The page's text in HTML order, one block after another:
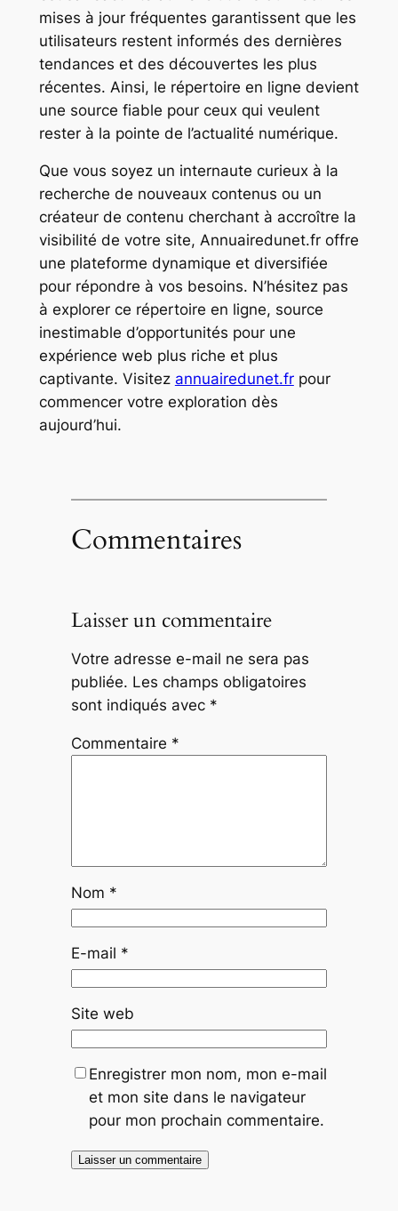
mises à jour fréquentes garantissent que les
utilisateurs restent informés des dernières
tendances et des découvertes les plus
récentes. Ainsi, le répertoire en ligne devient
une source fiable pour ceux qui veulent
rester à la pointe de l’actualité numérique.
Que vous soyez un internaute curieux à la
recherche de nouveaux contenus ou un
créateur de contenu cherchant à accroître la
visibilité de votre site, Annuairedunet.fr offre
une plateforme dynamique et diversifiée
pour répondre à vos besoins. N’hésitez pas
à explorer ce répertoire en ligne, source
inestimable d’opportunités pour une
expérience web plus riche et plus
captivante. Visitez annuairedunet.frpour
commencer votre exploration dès
aujourd’hui.
Commentaires
Laisser un commentaire
Votre adresse e-mail ne sera pas
publiée. Les champs obligatoires
sont indiqués avec *
Commentaire *
Nom *
E-mail *
Site web
Enregistrer mon nom, mon e-mail
et mon site dans le navigateur
pour mon prochain commentaire.